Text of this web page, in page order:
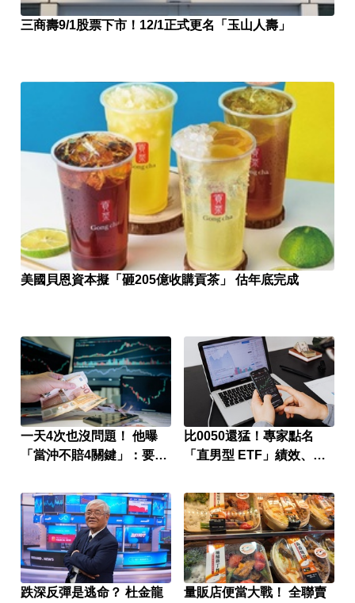
三商壽9/1股票下市！12/1正式更名「玉山人壽」
美國貝恩資本擬「砸205億收購貢茶」 估年底完成
一天4次也沒問題！ 他曝
「當沖不賠4關鍵」：要賺
比0050還猛！專家點名
「直男型 ETF」績效、抗
跌深反彈是逃命？ 杜金龍
量販店便當大戰！ 全聯賣